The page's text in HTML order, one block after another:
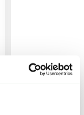
und schwach-
oder